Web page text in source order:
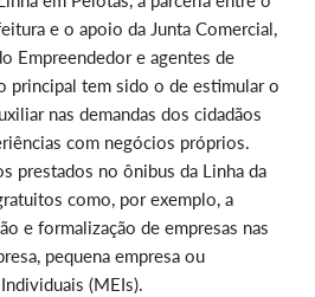
e o apoio da Junta Comercial,
Empreendedor e agentes de
principal tem sido o de estimular o
nas demandas dos cidadãos
com negócios próprios.
prestados no ônibus da Linha da
como, por exemplo, a
e formalização de empresas nas
pequena empresa ou
(MEIs).